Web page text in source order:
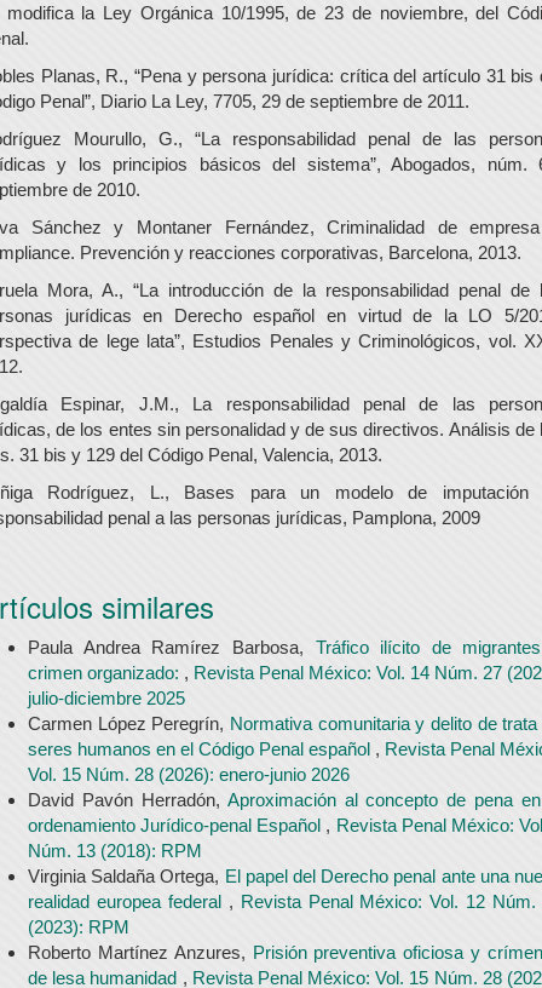
modifica la Ley Orgánica 10/1995, de 23 de noviembre, del
Planas, R., “Pena y persona jurídica: crítica del artículo 31 bis
Penal”, Diario La Ley, 7705, 29 de septiembre de 2011.
Mourullo, G., “La responsabilidad penal de las
y los principios básicos del sistema”, Abogados, núm.
de 2010.
Sánchez y Montaner Fernández, Criminalidad de
Prevención y reacciones corporativas, Barcelona, 2013.
Mora, A., “La introducción de la responsabilidad penal de
jurídicas en Derecho español en virtud de la LO 5/
de lege lata”, Estudios Penales y Criminológicos, vol.
Espinar, J.M., La responsabilidad penal de las
de los entes sin personalidad y de sus directivos. Análisis de
31 bis y 129 del Código Penal, Valencia, 2013.
Rodríguez, L., Bases para un modelo de imputación
penal a las personas jurídicas, Pamplona, 2009
similares
Paula Andrea Ramírez Barbosa, Tráfico ilícito de
crimen organizado: , Revista Penal México: Vol. 14 Núm. 27
julio-diciembre 2025
Carmen López Peregrín, Normativa comunitaria y delito de trata
seres humanos en el Código Penal español , Revista Penal
Vol. 15 Núm. 28 (2026): enero-junio 2026
David Pavón Herradón, Aproximación al concepto de pena
ordenamiento Jurídico-penal Español , Revista Penal México:
Núm. 13 (2018): RPM
Virginia Saldaña Ortega, El papel del Derecho penal ante una
realidad europea federal , Revista Penal México: Vol. 12 Núm.
(2023): RPM
Roberto Martínez Anzures, Prisión preventiva oficiosa y
de lesa humanidad , Revista Penal México: Vol. 15 Núm. 28